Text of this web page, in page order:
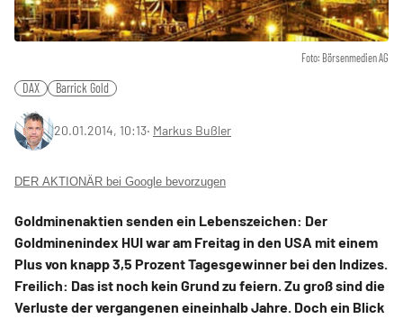
Foto: Börsenmedien AG
DAX Barrick Gold
20.01.2014, 10:13‧ Markus Bußler
DER AKTIONÄR bei Google bevorzugen
Goldminenaktien senden ein Lebenszeichen: Der
Goldminenindex HUI war am Freitag in den USA mit einem
Plus von knapp 3,5 Prozent Tagesgewinner bei den Indizes.
Freilich: Das ist noch kein Grund zu feiern. Zu groß sind die
Verluste der vergangenen eineinhalb Jahre. Doch ein Blick